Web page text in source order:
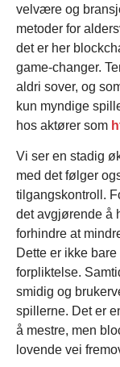
velvære og
metoder for
det er her
game-changer.
aldri sover, og
kun myndige
hos aktører som
Vi ser en stadig
med det følger
tilgangskontroll.
det avgjørende å
forhindre at
Dette er ikke
forpliktelse.
smidig og
spillerne. Det er
å mestre, men
lovende vei